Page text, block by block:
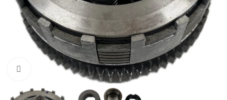
Нажмите, чтобы увеличить